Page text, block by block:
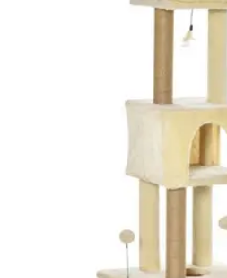
Consejos de
Formación en Español